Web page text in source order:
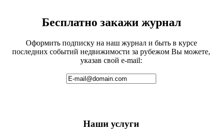
Бесплатно закажи журнал
Оформить подписку на наш журнал и быть в курсе
последних событий недвижимости за рубежом Вы можете,
указав свой e-mail:
Наши услуги